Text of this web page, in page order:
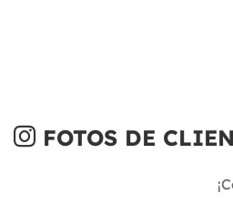
FOTOS DE